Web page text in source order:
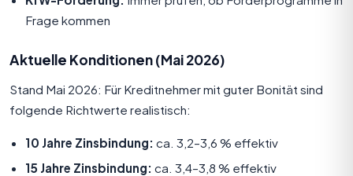
Frage kommen
Aktuelle Konditionen (Mai 2026)
Stand Mai 2026: Für Kreditnehmer mit guter Bonität sind
folgende Richtwerte realistisch:
10 Jahre Zinsbindung: ca. 3,2–3,6 % effektiv
15 Jahre Zinsbindung: ca. 3,4–3,8 % effektiv